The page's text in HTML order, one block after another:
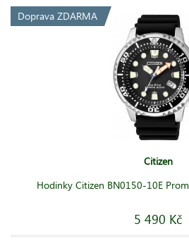
Doprava ZDARMA
Citizen
Hodinky Citizen BN0150-10E
5 490 Kč